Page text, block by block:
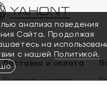
Доставка и оплата
Доставка и оплата
анализа поведения
Сайта. Продолжая
на
с нашей Политикой.